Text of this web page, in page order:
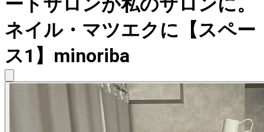
ネイル・マツエクに【スペー
ス1】minoriba